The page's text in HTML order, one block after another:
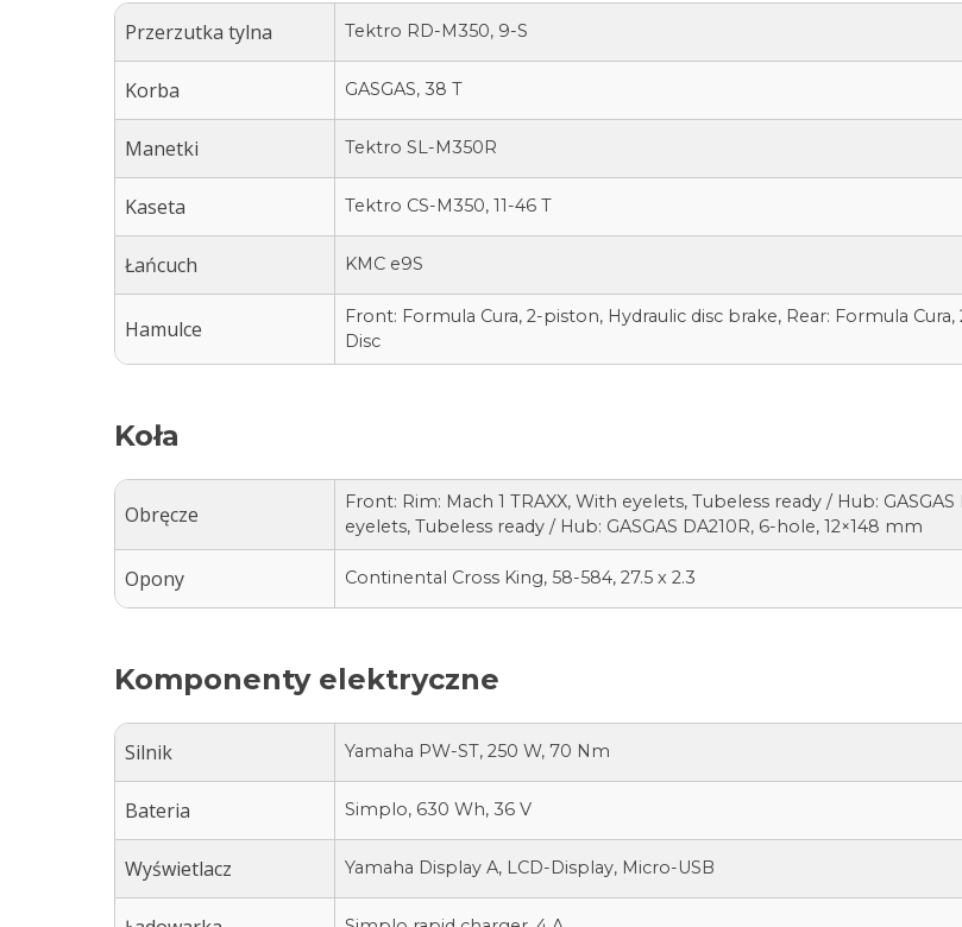
Przerzutka tylna Tektro RD-M350, 9-S
Korba GASGAS, 38 T
Manetki Tektro SL-M350R
Kaseta Tektro CS-M350, 11-46 T
Łańcuch KMC e9S
Hamulce
Front: Formula Cura, 2-piston, Hydraulic disc brake, Rear: Formula
Disc
Koła
Obręcze
Front: Rim: Mach 1 TRAXX, With eyelets, Tubeless ready / Hub:
eyelets, Tubeless ready / Hub: GASGAS DA210R, 6-hole, 12×148 mm
Opony Continental Cross King, 58-584, 27.5 x 2.3
Komponenty elektryczne
Silnik Yamaha PW-ST, 250 W, 70 Nm
Bateria Simplo, 630 Wh, 36 V
Wyświetlacz Yamaha Display A, LCD-Display, Micro-USB